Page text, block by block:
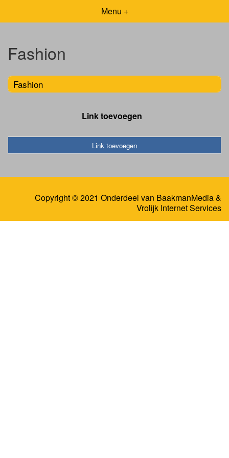
Menu +
Fashion
Fashion
Link toevoegen
Link toevoegen
Copyright © 2021 Onderdeel van BaakmanMedia&
Vrolijk Internet Services